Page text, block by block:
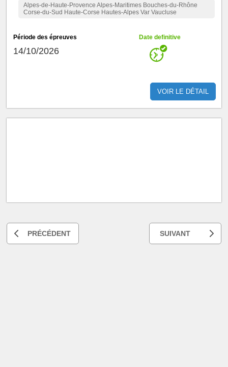
Alpes-de-Haute-Provence Alpes-Maritimes Bouches-du-Rhône
Corse-du-Sud Haute-Corse Hautes-Alpes Var Vaucluse
Période des épreuves
14/10/2026
Date definitive
VOIR LE DÉTAIL
PRÉCÉDENT SUIVANT